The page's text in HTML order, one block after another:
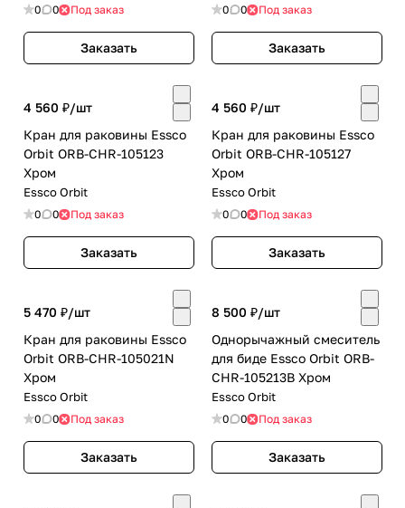
Хром
0 0 Под заказ
Заказать
0 0 Под заказ
Заказать
4 560 ₽/шт
Кран для раковины Essco
Orbit ORB-CHR-105123
Хром
Essco Orbit
0 0 Под заказ
Заказать
4 560 ₽/шт
Кран для раковины Essco
Orbit ORB-CHR-105127
Хром
Essco Orbit
0 0 Под заказ
Заказать
5 470 ₽/шт
Кран для раковины Essco
Orbit ORB-CHR-105021N
Хром
Essco Orbit
0 0 Под заказ
Заказать
8 500 ₽/шт
Однорычажный смеситель
для биде Essco Orbit ORB-
CHR-105213B Хром
Essco Orbit
0 0 Под заказ
Заказать